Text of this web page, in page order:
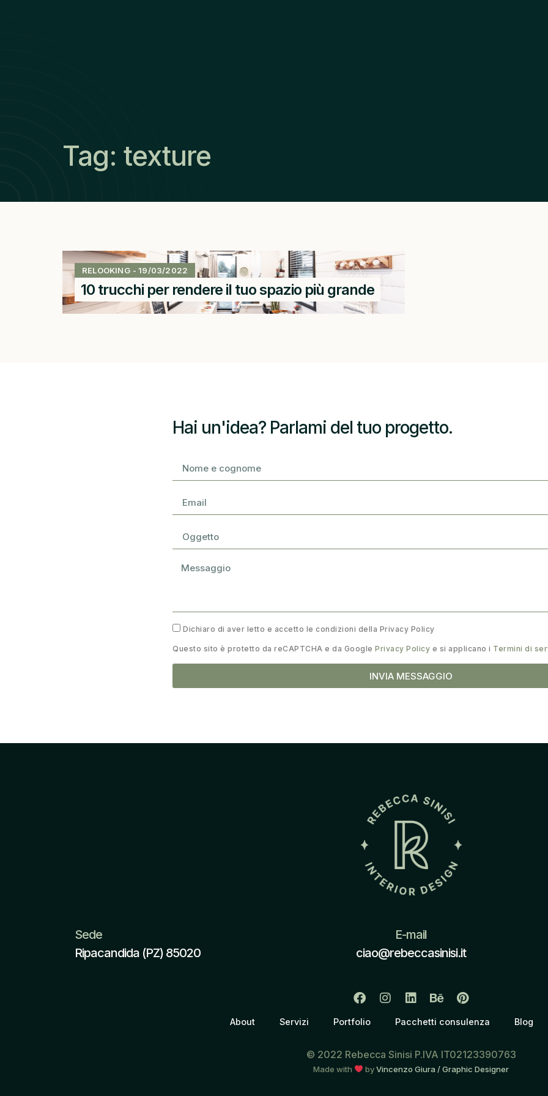
Tag: texture
RELOOKING - 19/03/2022
10 trucchi per rendere il tuo spazio più grande
Hai un'idea? Parlami del tuo progetto.
Dichiaro di aver letto e accetto le condizioni della Privacy Policy
Questo sito è protetto da reCAPTCHA e da Google Privacy Policy e si applicano i Termini di
INVIA MESSAGGIO
Sede
Ripacandida (PZ) 85020
E-mail
ciao@rebeccasinisi.it
About Servizi Portfolio Pacchetti consulenza Blog
© 2022 Rebecca Sinisi P.IVA IT02123390763
Made with byVincenzo Giura / Graphic Designer